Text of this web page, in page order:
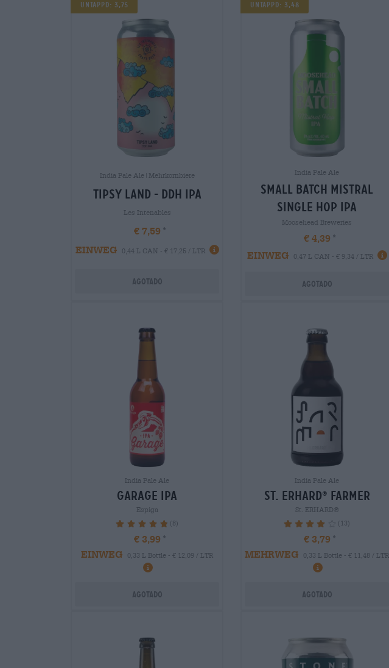
UNTAPPD: 3,75
India Pale Ale|Mehrkornbiere
tipsy land - ddh ipa
Les Intenables
€ 7,59
EINWEG
0,44 L CAN - € 17,25 / LTR
Agotado
Untappd: 3,48
India Pale Ale
small batch mistral
single hop ipa
Moosehead Breweries
€ 4,39
EINWEG
0,47 L CAN - € 9,34 / LTR
Agotado
India Pale Ale
garage ipa
Espiga
97.5% (8)
€ 3,99
EINWEG
0,33 L Bottle - € 12,09 / LTR
Agotado
India Pale Ale
st. erhard® farmer
St. ERHARD®
81.54% (13)
€ 3,79
MEHRWEG
0,33 L Bottle - € 11,48 / LTR
Agotado